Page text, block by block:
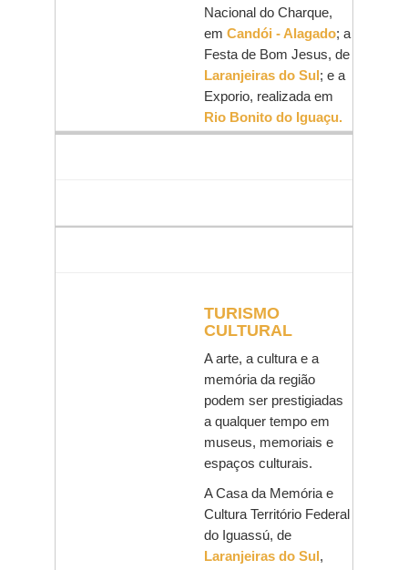
Nacional do Charque,
em Candói - Alagado; a
Festa de Bom Jesus, de
Laranjeiras do Sul; e a
Exporio, realizada em
Rio Bonito do Iguaçu.
TURISMO
CULTURAL
A arte, a cultura e a
memória da região
podem ser prestigiadas
a qualquer tempo em
museus, memoriais e
espaços culturais.
A Casa da Memória e
Cultura Território Federal
do Iguassú, de
Laranjeiras do Sul ,